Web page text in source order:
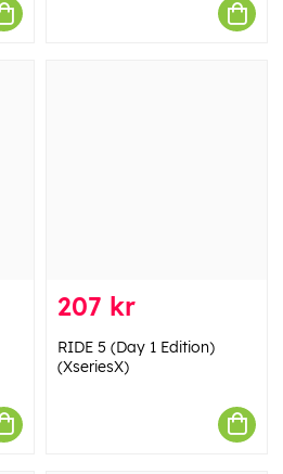
207 kr
RIDE 5 (Day 1 Edition)
(XseriesX)